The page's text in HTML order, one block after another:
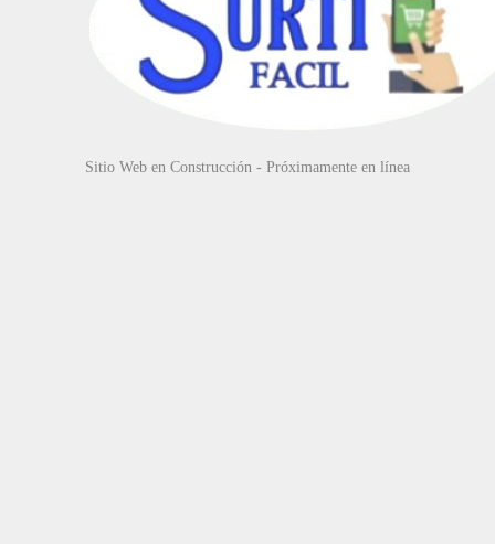
Sitio Web en Construcción - Próximamente en línea